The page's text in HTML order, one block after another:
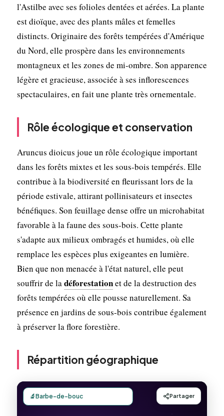
l'Astilbe avec ses folioles dentées et aérées. La plante
est dioïque, avec des plants mâles et femelles
distincts. Originaire des forêts tempérées d'Amérique
du Nord, elle prospère dans les environnements
montagneux et les zones de mi-ombre. Son apparence
légère et gracieuse, associée à ses inflorescences
spectaculaires, en fait une plante très ornementale.
Rôle écologique et conservation
Aruncus dioicus joue un rôle écologique important
dans les forêts mixtes et les sous-bois tempérés. Elle
contribue à la biodiversité en fleurissant lors de la
période estivale, attirant pollinisateurs et insectes
bénéfiques. Son feuillage dense offre un microhabitat
favorable à la faune des sous-bois. Cette plante
s'adapte aux milieux ombragés et humides, où elle
remplace les espèces plus exigeantes en lumière.
Bien que non menacée à l'état naturel, elle peut
souffrir de ladéforestationet de la destruction des
forêts tempérées où elle pousse naturellement. Sa
présence en jardins de sous-bois contribue également
à préserver la flore forestière.
Répartition géographique